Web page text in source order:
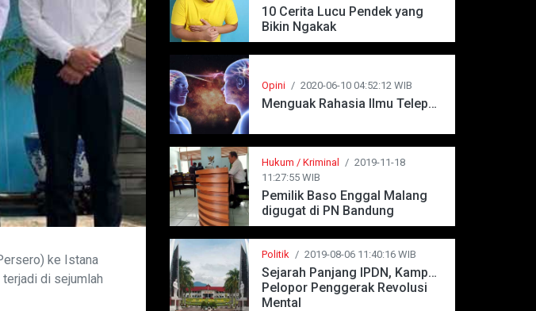
ke Istana
di sejumlah
10 Cerita Lucu Pendek yang
Bikin Ngakak
Opini / 2020-06-10 04:52:12 WIB
Menguak Rahasia Ilmu Telepati
Hukum / Kriminal / 2019-11-18
11:27:55 WIB
Pemilik Baso Enggal Malang
digugat di PN Bandung
Politik / 2019-08-06 11:40:16 WIB
Sejarah Panjang IPDN, Kampus
Pelopor Penggerak Revolusi
Mental